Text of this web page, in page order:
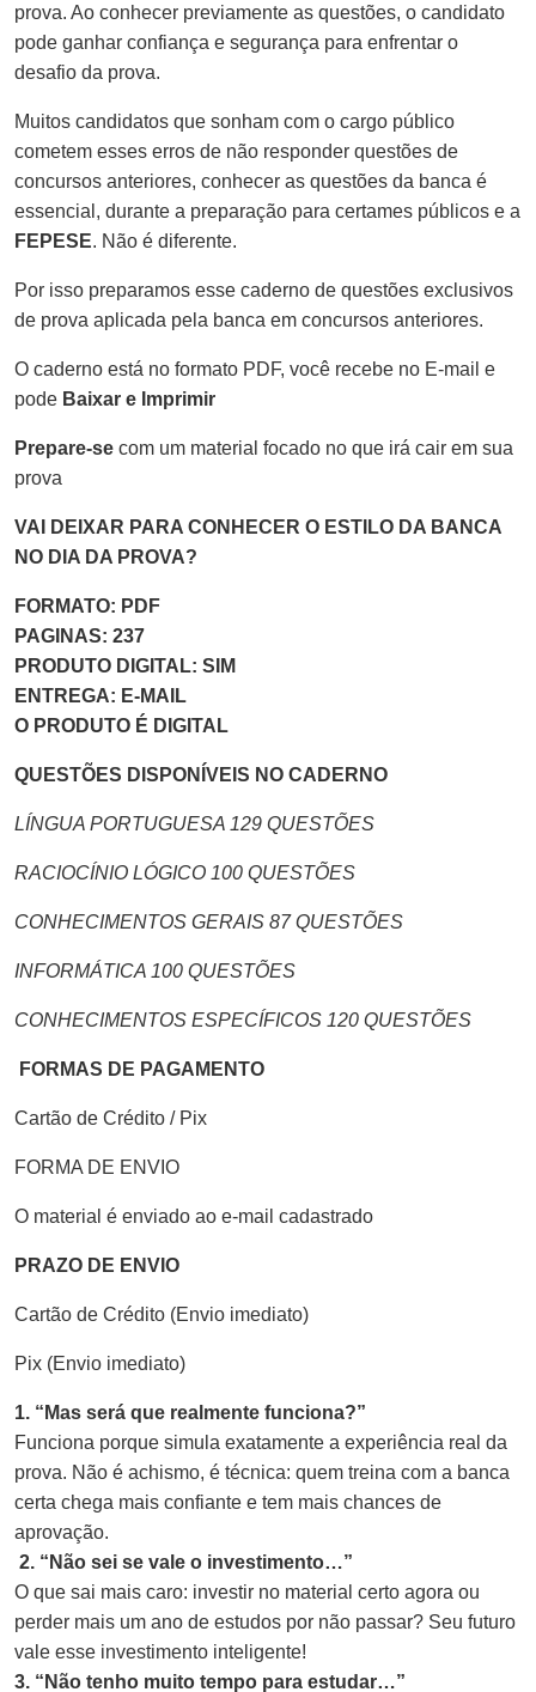
prova. Ao conhecer previamente as questões, o candidato
pode ganhar confiança e segurança para enfrentar o
desafio da prova.
Muitos candidatos que sonham com o cargo público
cometem esses erros de não responder questões de
concursos anteriores, conhecer as questões da banca é
essencial, durante a preparação para certames públicos e a
FEPESE. Não é diferente.
Por isso preparamos esse caderno de questões exclusivos
de prova aplicada pela banca em concursos anteriores.
O caderno está no formato PDF, você recebe no E-mail e
pode Baixar e Imprimir
Prepare-se com um material focado no que irá cair em sua
prova
VAI DEIXAR PARA CONHECER O ESTILO DA BANCA
NO DIA DA PROVA?
FORMATO: PDF
PAGINAS: 237
PRODUTO DIGITAL: SIM
ENTREGA: E-MAIL
O PRODUTO É DIGITAL
QUESTÕES DISPONÍVEIS NO CADERNO
LÍNGUA PORTUGUESA 129 QUESTÕES
RACIOCÍNIO LÓGICO 100 QUESTÕES
CONHECIMENTOS GERAIS 87 QUESTÕES
INFORMÁTICA 100 QUESTÕES
CONHECIMENTOS ESPECÍFICOS 120 QUESTÕES
FORMAS DE PAGAMENTO
Cartão de Crédito / Pix
FORMA DE ENVIO
O material é enviado ao e-mail cadastrado
PRAZO DE ENVIO
Cartão de Crédito (Envio imediato)
Pix (Envio imediato)
1. “Mas será que realmente funciona?”
Funciona porque simula exatamente a experiência real da
prova. Não é achismo, é técnica: quem treina com a banca
certa chega mais confiante e tem mais chances de
aprovação.
2. “Não sei se vale o investimento…”
O que sai mais caro: investir no material certo agora ou
perder mais um ano de estudos por não passar? Seu futuro
vale esse investimento inteligente!
3. “Não tenho muito tempo para estudar…”